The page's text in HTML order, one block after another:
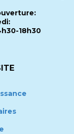
18h30